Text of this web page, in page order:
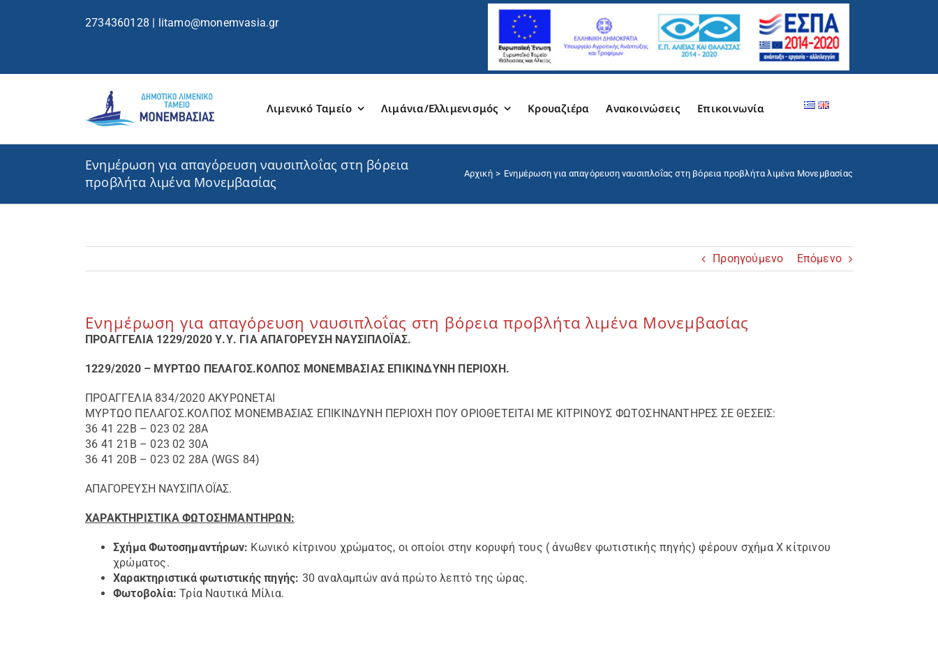
2734360128 | litamo@monemvasia.gr
Λιμενικό Ταμείο Λιμάνια/Ελλιμενισμός Κρουαζιέρα Ανακοινώσεις Επικοινωνία
Ενημέρωση για απαγόρευση ναυσιπλοΐας στη βόρεια
προβλήτα λιμένα Μονεμβασίας
Αρχική Ενημέρωση για απαγόρευση ναυσιπλοΐας στη βόρεια προβλήτα λιμένα Μονεμβασίας
Προηγούμενο Επόμενο
Ενημέρωση για απαγόρευση ναυσιπλοΐας στη βόρεια προβλήτα λιμένα Μονεμβασίας
ΠΡΟΑΓΓΕΛΙΑ 1229/2020 Υ.Υ. ΓΙΑ ΑΠΑΓΟΡΕΥΣΗ ΝΑΥΣΙΠΛΟΪΑΣ.
1229/2020 – ΜΥΡΤΩΟ ΠΕΛΑΓΟΣ.ΚΟΛΠΟΣ ΜΟΝΕΜΒΑΣΙΑΣ ΕΠΙΚIΝΔYΝΗ ΠΕΡΙΟΧΗ.
ΠΡΟΑΓΓΕΛΙΑ 834/2020 ΑΚΥΡΩΝΕΤΑΙ
ΜΥΡΤΩΟ ΠΕΛΑΓΟΣ.ΚΟΛΠΟΣ ΜΟΝΕΜΒΑΣΙΑΣ ΕΠΙΚIΝΔYΝΗ ΠΕΡΙΟΧΗ ΠΟΥ ΟΡΙΟΘΕΤΕΙΤΑΙ ΜΕ ΚΙΤΡΙΝΟΥΣ ΦΩΤΟΣΗΝΑΝΤΗΡΕΣ ΣΕ ΘΕΣΕΙΣ:
36 41 22Β – 023 02 28Α
36 41 21Β – 023 02 30Α
36 41 20Β – 023 02 28Α (WGS 84)
ΑΠΑΓΟΡΕΥΣΗ ΝΑΥΣΙΠΛΟΪΑΣ.
ΧΑΡΑΚΤΗΡΙΣΤΙΚΑ ΦΩΤΟΣΗΜΑΝΤΗΡΩΝ:
Σχήμα Φωτοσημαντήρων: Κωνικό κίτρινου χρώματος, οι οποίοι στην κορυφή τους ( άνωθεν φωτιστικής πηγής) φέρουν σχήμα Χ κίτρινου
χρώματος.
Χαρακτηριστικά φωτιστικής πηγής: 30 αναλαμπών ανά πρώτο λεπτό της ώρας.
Φωτοβολία: Τρία Ναυτικά Μίλια.